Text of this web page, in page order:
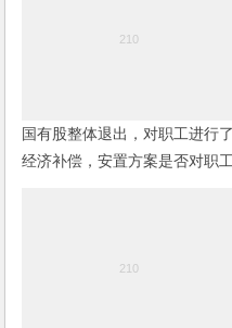
国有股整体退出，对职工进行了
经济补偿，安置方案是否对职工